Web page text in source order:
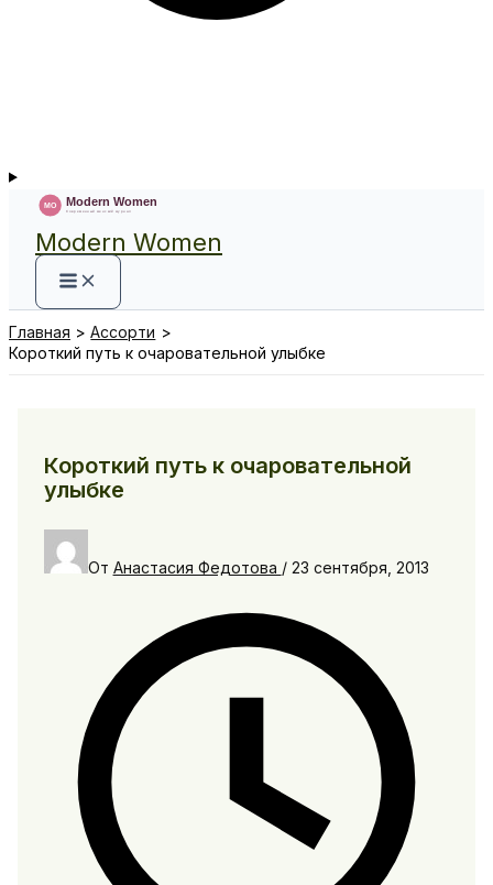
Modern Women
Главная
Ассорти
Короткий путь к очаровательной улыбке
Короткий путь к очаровательной
улыбке
От Анастасия Федотова / 23 сентября, 2013